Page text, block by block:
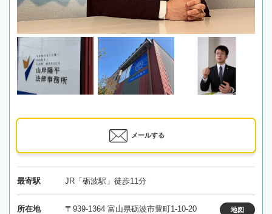
メールする
最寄駅 JR「砺波駅」徒歩11分
所在地 〒939-1364 富山県砺波市豊町1-10-20 地図